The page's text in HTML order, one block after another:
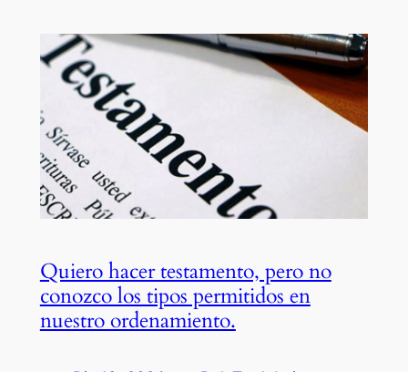
Quiero hacer testamento, pero no
conozco los tipos permitidos en
nuestro ordenamiento.